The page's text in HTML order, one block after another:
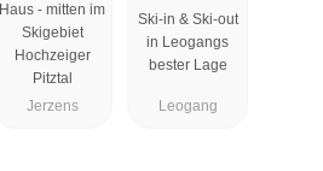
Haus - mitten im
Skigebiet
Hochzeiger
Pitztal
Jerzens
Ski-in & Ski-out
in Leogangs
bester Lage
Leogang